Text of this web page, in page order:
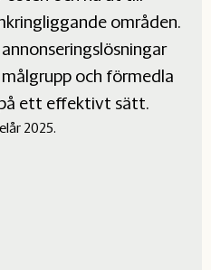
områden.
och förmedla
ett effektivt sätt.
2025.